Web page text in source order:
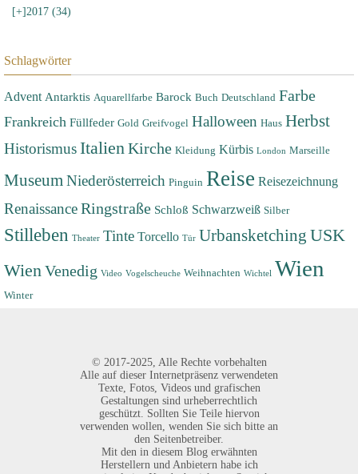
[+]2017 (34)
Schlagwörter
Advent Antarktis Aquarellfarbe Barock Buch Deutschland Farbe
Frankreich Füllfeder Gold Greifvogel Halloween Haus Herbst
HistorismusItalienKirche Kleidung Kürbis London Marseille
Museum Niederösterreich Pinguin Reise Reisezeichnung
RenaissanceRingstraße Schloß Schwarzweiß Silber
Stilleben Theater Tinte Torcello Tür Urbansketching USK
WienVenedig Video Vogelscheuche Weihnachten Wichtel Wien
Winter
© 2017-2025, Alle Rechte vorbehalten
Alle auf dieser Internetpräsenz verwendeten
Texte, Fotos, Videos und grafischen
Gestaltungen sind urheberrechtlich
geschützt. Sollten Sie Teile hiervon
verwenden wollen, wenden Sie sich bitte an
den Seitenbetreiber.
Mit den in diesem Blog erwähnten
Herstellern und Anbietern habe ich